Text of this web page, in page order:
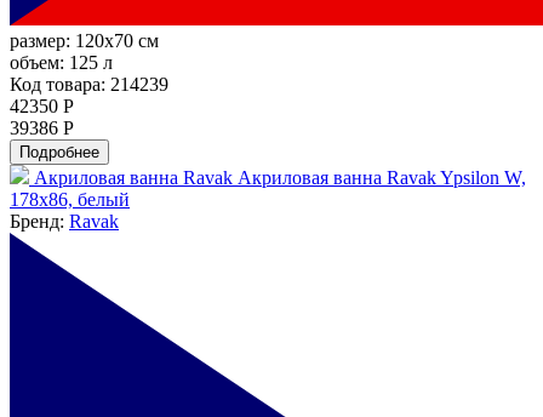
размер: 120x70 см
объем: 125 л
Код товара: 214239
42350 Р
39386 Р
Подробнее
Акриловая ванна Ravak Акриловая ванна Ravak Ypsilon W,
178x86, белый
Бренд: Ravak